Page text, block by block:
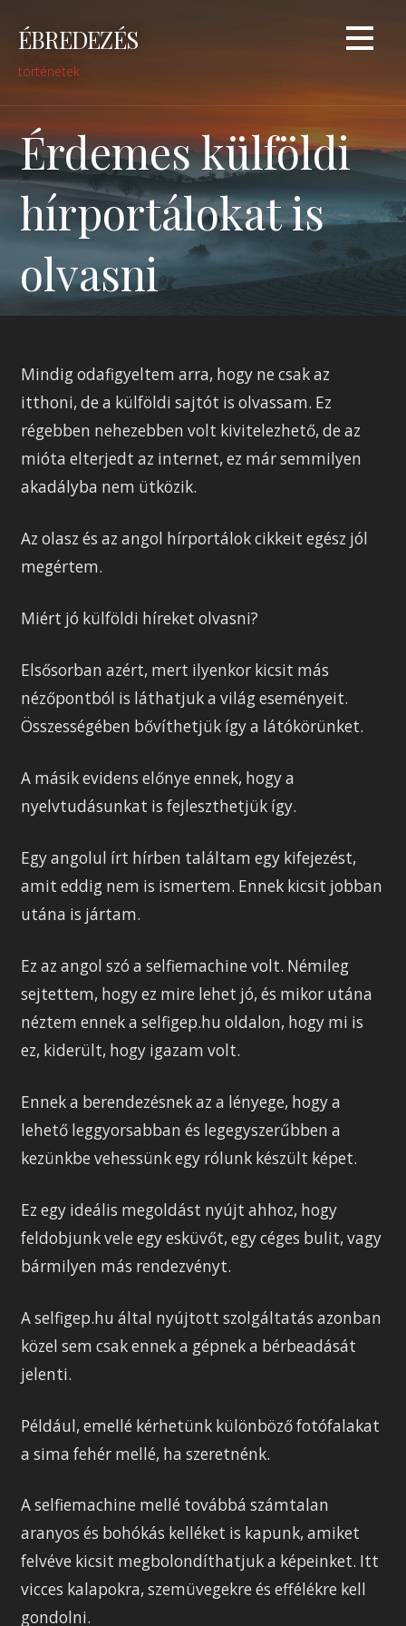
ÉBREDEZÉS
történetek
Érdemes külföldi
hírportálokat is
olvasni
Mindig odafigyeltem arra, hogy ne csak az
itthoni, de a külföldi sajtót is olvassam. Ez
régebben nehezebben volt kivitelezhető, de az
mióta elterjedt az internet, ez már semmilyen
akadályba nem ütközik.
Az olasz és az angol hírportálok cikkeit egész jól
megértem.
Miért jó külföldi híreket olvasni?
Elsősorban azért, mert ilyenkor kicsit más
nézőpontból is láthatjuk a világ eseményeit.
Összességében bővíthetjük így a látókörünket.
A másik evidens előnye ennek, hogy a
nyelvtudásunkat is fejleszthetjük így.
Egy angolul írt hírben találtam egy kifejezést,
amit eddig nem is ismertem. Ennek kicsit jobban
utána is jártam.
Ez az angol szó a selfiemachine volt. Némileg
sejtettem, hogy ez mire lehet jó, és mikor utána
néztem ennek a selfigep.hu oldalon, hogy mi is
ez, kiderült, hogy igazam volt.
Ennek a berendezésnek az a lényege, hogy a
lehető leggyorsabban és legegyszerűbben a
kezünkbe vehessünk egy rólunk készült képet.
Ez egy ideális megoldást nyújt ahhoz, hogy
feldobjunk vele egy esküvőt, egy céges bulit, vagy
bármilyen más rendezvényt.
A selfigep.hu által nyújtott szolgáltatás azonban
közel sem csak ennek a gépnek a bérbeadását
jelenti.
Például, emellé kérhetünk különböző fotófalakat
a sima fehér mellé, ha szeretnénk.
A selfiemachine mellé továbbá számtalan
aranyos és bohókás kelléket is kapunk, amiket
felvéve kicsit megbolondíthatjuk a képeinket. Itt
vicces kalapokra, szemüvegekre és effélékre kell
gondolni.